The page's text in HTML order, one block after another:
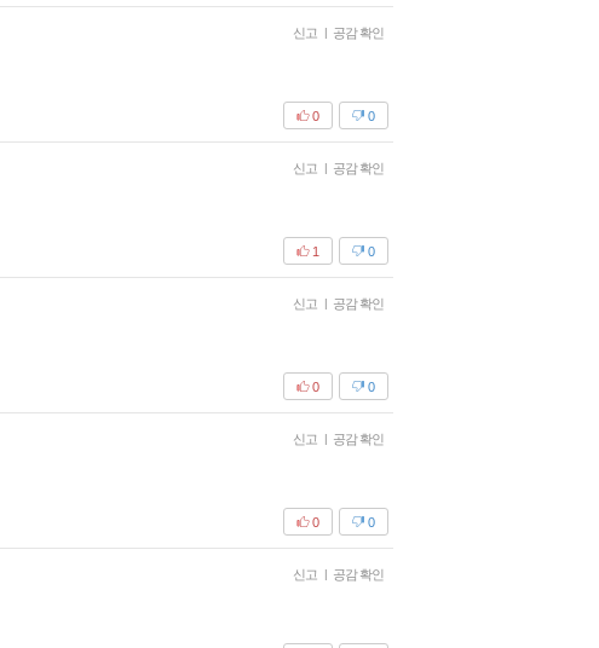
신고 | 공감 확인
0
0
신고 | 공감 확인
0
1
신고 | 공감 확인
0
0
신고 | 공감 확인
0
0
신고 | 공감 확인